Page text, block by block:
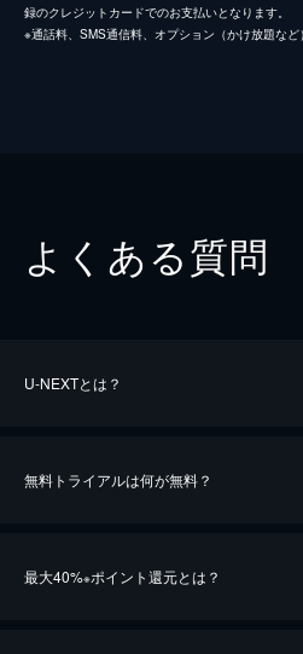
録のクレジットカードでのお支払いとなります。
※通話料、SMS通信料、オプション（かけ放題など
よくある質問
U-NEXTとは？
無料トライアルは何が無料？
最大40%※ポイント還元とは？